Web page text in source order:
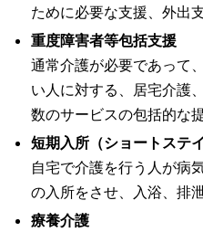
ために必要な支援、外出
重度障害者等包括支援
通常介護が必要であって
い人に対する、居宅介護
数のサービスの包括的な
短期入所（ショートステイ
自宅で介護を行う人が病
の入所をさせ、入浴、排
療養介護